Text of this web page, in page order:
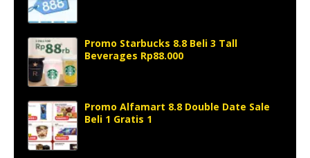
Promo Starbucks 8.8 Beli 3 Tall
Beverages Rp88.000
Promo Alfamart 8.8 Double Date Sale
Beli 1 Gratis 1